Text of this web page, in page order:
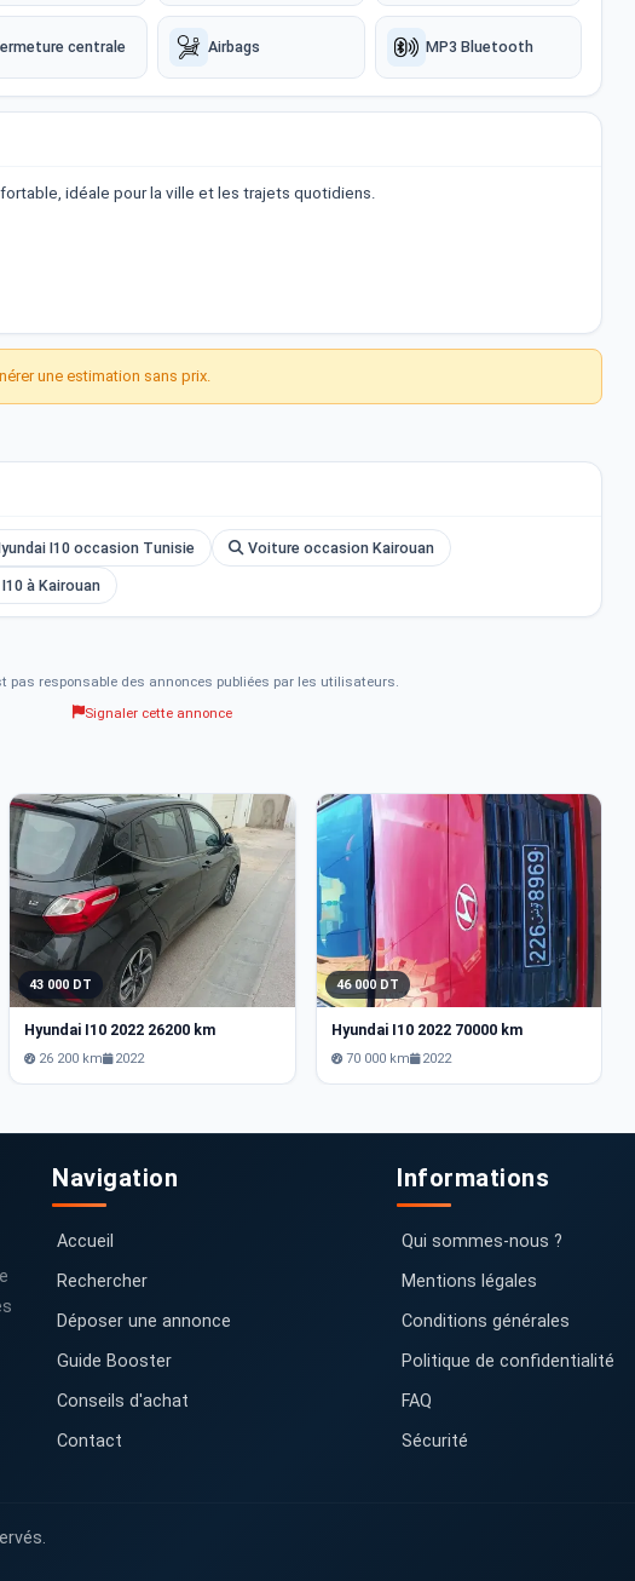
centrale Airbags MP3 Bluetooth
idéale pour la ville et les trajets quotidiens.
: 95213437
une estimation sans prix.
I10 occasion Tunisie Voiture occasion Kairouan
à Kairouan
pas responsable des annonces publiées par les utilisateurs.
Signaler cette annonce
43 000 DT
Hyundai I10 2022 26200 km
26 200 km 2022
46 000 DT
Hyundai I10 2022 70000 km
70 000 km 2022
Navigation
Accueil
Rechercher
Déposer une annonce
Guide Booster
Conseils d'achat
Contact
Informations
Qui sommes-nous ?
Mentions légales
Conditions générales
Politique de confidentialité
FAQ
Sécurité